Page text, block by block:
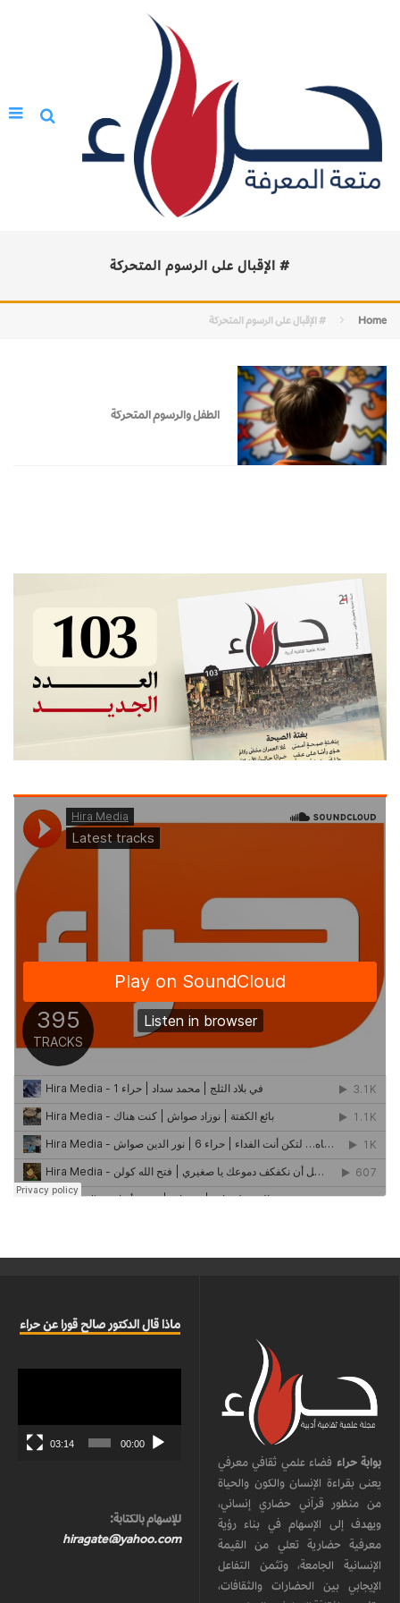
# الإقبال على الرسوم المتحركة
Home # الإقبال على الرسوم المتحركة
الطفل والرسوم المتحركة
بوابة حراء فضاء علمي ثقافي معرفي
يعنى بقراءة الإنسان والكون والحياة
من منظور قرآني حضاري إنساني،
ويهدف إلى الإسهام في بناء رؤية
معرفية حضارية تعلي من القيمة
الإنسانية الجامعة، وتثمن التفاعل
الإيجابي بين الحضارات والثقافات،
ماذا قال الدكتور صالح قورا عن حراء
00:00
03:14
للإسهام بالكتابة:
hiragate@yahoo.com